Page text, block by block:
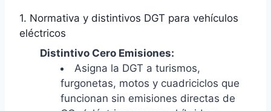
1. Normativa y distintivos DGT para vehículos
eléctricos
Distintivo Cero Emisiones:
Asigna la DGT a turismos,
furgonetas, motos y cuadriciclos que
funcionan sin emisiones directas de